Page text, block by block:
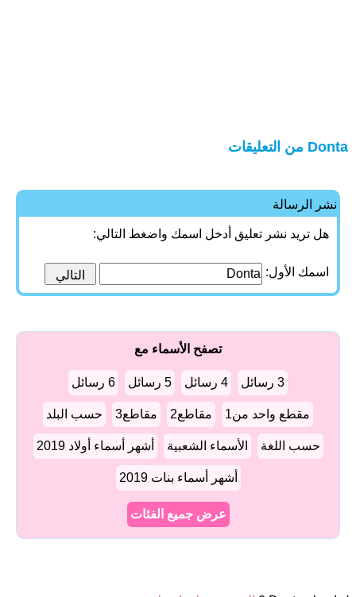
Donta من التعليقات
نشر الرسالة
هل تريد نشر تعليق أدخل اسمك واضغط التالي:
اسمك الأول:
تصفح الأسماء مع
3 رسائل 4 رسائل 5 رسائل 6 رسائل
مقطع واحد من1 مقاطع2 مقاطع3 حسب البلد
حسب اللغة الأسماء الشعبية أشهر أسماء أولاد 2019
أشهر أسماء بنات 2019
عرض جميع الفئات